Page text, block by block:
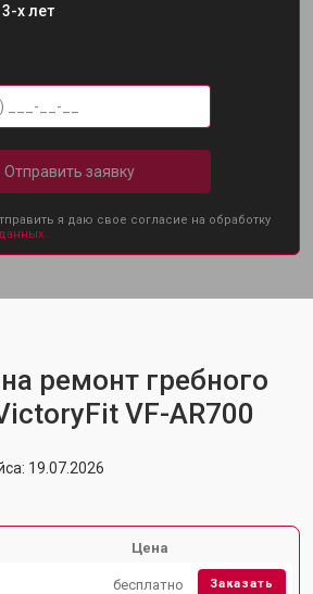
х лет
Отправить заявку
я даю свое согласие на обработку
ремонт гребного
VF-AR700
19.07.2026
Цена
бесплатно Заказать